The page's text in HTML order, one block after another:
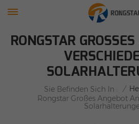
RONGSTAR GROSSES
Sie Befinden Sich In : /
Rongstar Großes Angebot